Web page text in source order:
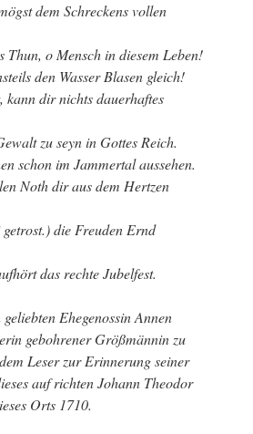
dem Schreckens vollen
Thun, o Mensch in diesem Leben!
den Wasser Blasen gleich!
kann dir nichts dauerhaftes
zu seyn in Gottes Reich.
schon im Jammertal aussehen.
Noth dir aus dem Hertzen
die Freuden Ernd
das rechte Jubelfest.
Ehegenossin Annen
gebohrener Größmännin zu
Leser zur Erinnerung seiner
auf richten Johann Theodor
Orts 1710.